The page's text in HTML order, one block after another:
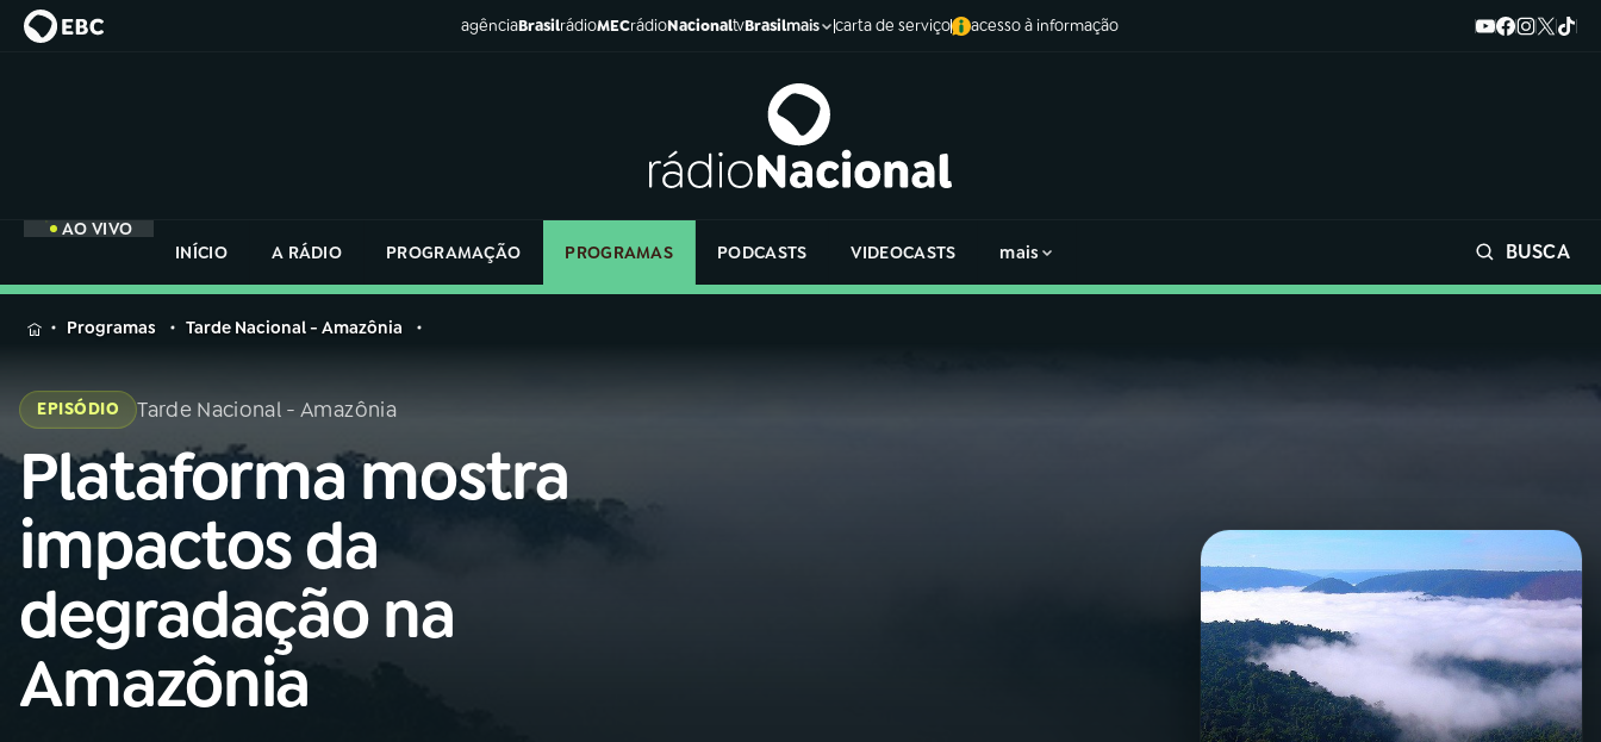
agênciaBrasilrádioMECrádioNacionaltvBrasilmais carta de serviço acesso à informação
AO VIVO
INÍCIO
A RÁDIO PROGRAMAÇÃO PROGRAMAS PODCASTS VIDEOCASTS mais BUSCA
MENU
Buscar
na
Rádio
Nacional
01 INÍCIO
02A RÁDIO
na
Rádio
Programas Tarde Nacional - Amazônia
EPISÓDIO Tarde Nacional - Amazônia
Plataforma mostra
impactos da
degradação na
Amazônia